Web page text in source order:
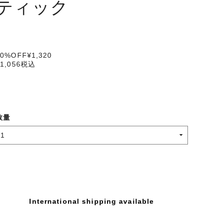
ィック
¥1,320
税込
量
International shipping available